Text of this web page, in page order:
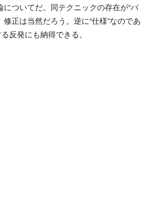
についてだ。同テクニックの存在が“バ
修正は当然だろう。逆に“仕様”なのであ
反発にも納得できる。